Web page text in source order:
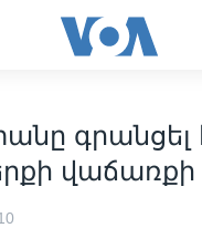
գրանցել